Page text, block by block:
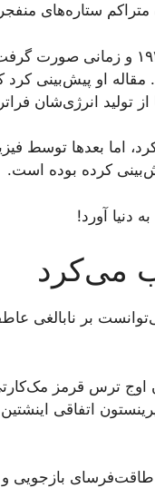
متراکم ستاره‌های
به‌واقع حیرت‌انگیزترین پیش‌بینی اخترفیزیکی او
او پیش‌بینی کرد
تولید انرژی‌شان
اما بعد‌ها توسط
کرده بوده است.
بر نابالغی
اوج ترس قرمز
اتفاقی اینشتین
طاقت‌فرسای بازجویی